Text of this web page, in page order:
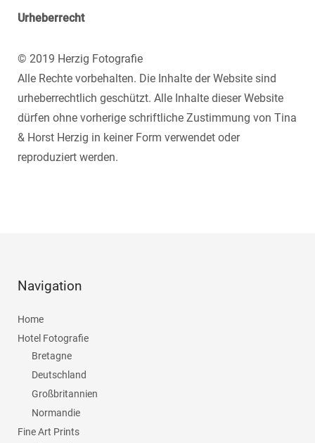
Urheberrecht
© 2019 Herzig Fotografie
Alle Rechte vorbehalten. Die Inhalte der Website sind
urheberrechtlich geschützt. Alle Inhalte dieser Website
dürfen ohne vorherige schriftliche Zustimmung von Tina
& Horst Herzig in keiner Form verwendet oder
reproduziert werden.
Navigation
Home
Hotel Fotografie
Bretagne
Deutschland
Großbritannien
Normandie
Fine Art Prints